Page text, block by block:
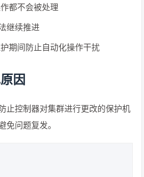
都不会被处理
继续推进
期间防止自动化操作干扰
因
止控制器对集群进行更改的保护机
免问题复发。